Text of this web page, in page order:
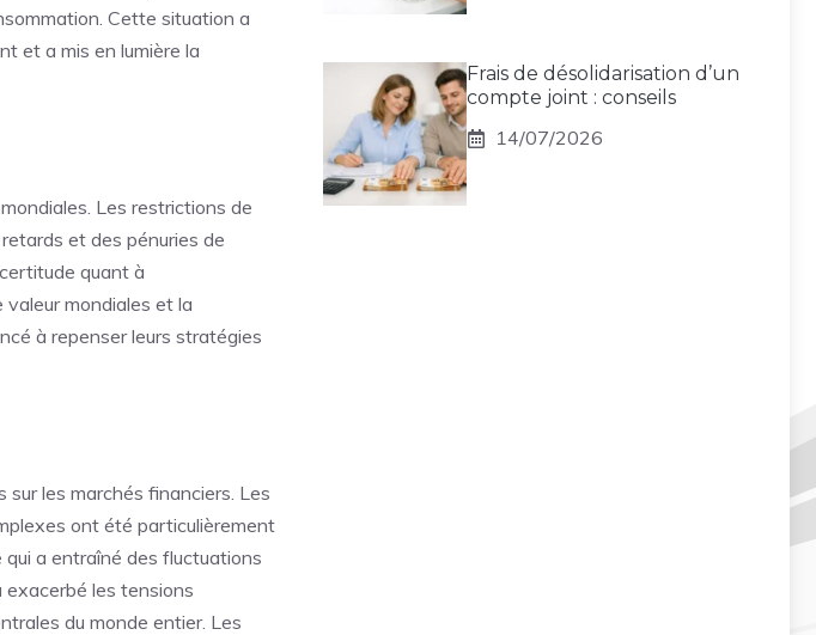
Cette situation a
et a mis en lumière la
Les restrictions de
et des pénuries de
quant à
mondiales et la
à repenser leurs stratégies
les marchés financiers. Les
ont été particulièrement
a entraîné des fluctuations
exacerbé les tensions
du monde entier. Les
Frais de désolidarisation d’un
compte joint : conseils
14/07/2026